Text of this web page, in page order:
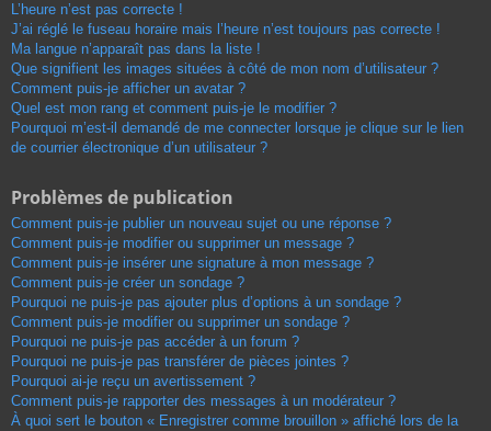
L’heure n’est pas correcte !
J’ai réglé le fuseau horaire mais l’heure n’est toujours pas correcte !
Ma langue n’apparaît pas dans la liste !
Que signifient les images situées à côté de mon nom d’utilisateur ?
Comment puis-je afficher un avatar ?
Quel est mon rang et comment puis-je le modifier ?
Pourquoi m’est-il demandé de me connecter lorsque je clique sur le lien
de courrier électronique d’un utilisateur ?
Problèmes de publication
Comment puis-je publier un nouveau sujet ou une réponse ?
Comment puis-je modifier ou supprimer un message ?
Comment puis-je insérer une signature à mon message ?
Comment puis-je créer un sondage ?
Pourquoi ne puis-je pas ajouter plus d’options à un sondage ?
Comment puis-je modifier ou supprimer un sondage ?
Pourquoi ne puis-je pas accéder à un forum ?
Pourquoi ne puis-je pas transférer de pièces jointes ?
Pourquoi ai-je reçu un avertissement ?
Comment puis-je rapporter des messages à un modérateur ?
À quoi sert le bouton « Enregistrer comme brouillon » affiché lors de la